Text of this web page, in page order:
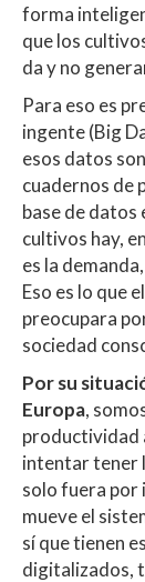
forma
que los
da y no
Para eso es
ingente (Big
esos datos
cuadernos de
base de datos
cultivos hay,
es la
Eso es lo que
preocupara
sociedad
Por su
Europa,
productividad
intentar tener
solo fuera por
mueve el
sí que tienen
digitalizados,